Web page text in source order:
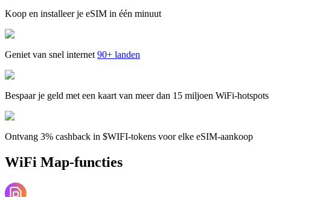
Koop en installeer je eSIM in één minuut
Geniet van snel internet 90+ landen
Bespaar je geld met een kaart van meer dan 15 miljoen WiFi-hotspots
Ontvang 3% cashback in $WIFI-tokens voor elke eSIM-aankoop
WiFi Map-functies